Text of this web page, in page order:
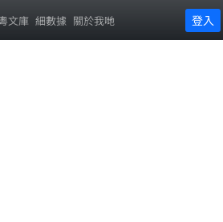
文庫 細數據 關於我哋 登入